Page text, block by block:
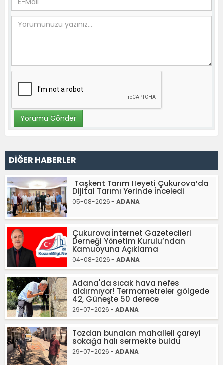
DİĞER HABERLER
Taşkent Tarım Heyeti Çukurova’da
Dijital Tarımı Yerinde İnceledi
05-08-2026 - ADANA
Çukurova İnternet Gazetecileri
Derneği Yönetim Kurulu’ndan
Kamuoyuna Açıklama
04-08-2026 - ADANA
Adana'da sıcak hava nefes
aldırmıyor! Termometreler gölgede
42, Güneşte 50 derece
29-07-2026 - ADANA
Tozdan bunalan mahalleli çareyi
sokağa halı sermekte buldu
29-07-2026 - ADANA